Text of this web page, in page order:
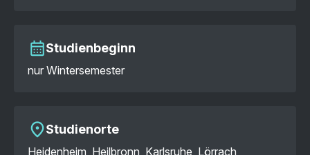
Studienbeginn
nur Wintersemester
Studienorte
Heidenheim, Heilbronn, Karlsruhe, Lörrach,